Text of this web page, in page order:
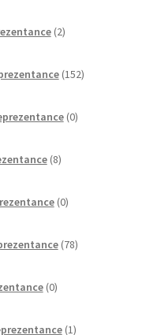
2izdelka
152izdelkov
0izdelkov
8izdelkov
0izdelkov
78izdelkov
0izdelkov
1